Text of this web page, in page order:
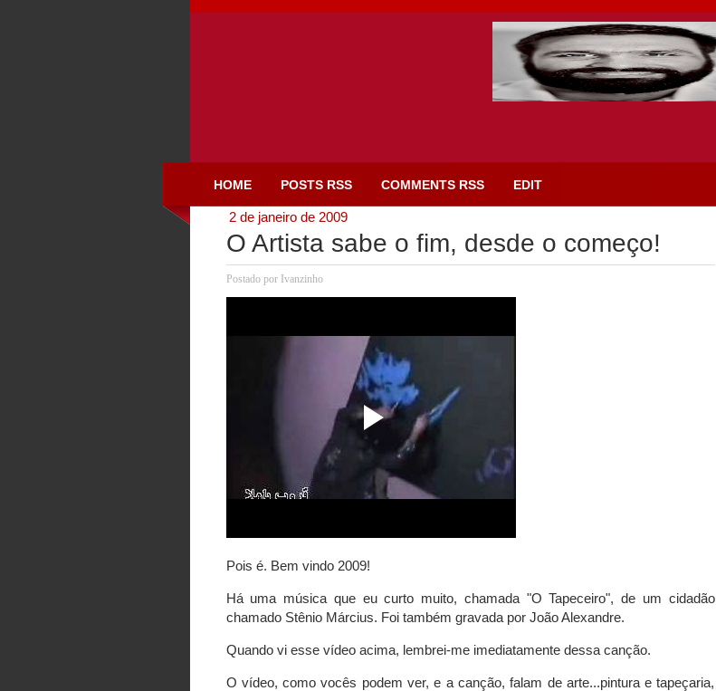
HOME POSTS RSS COMMENTS RSS EDIT
2 de janeiro de 2009
O Artista sabe o fim, desde o começo!
Postado por Ivanzinho
Pois é. Bem vindo 2009!
Há uma música que eu curto muito, chamada "O Tapeceiro", de um cidadão
chamado Stênio Március. Foi também gravada por João Alexandre.
Quando vi esse vídeo acima, lembrei-me imediatamente dessa canção.
O vídeo, como vocês podem ver, e a canção, falam de arte...pintura e tapeçaria,